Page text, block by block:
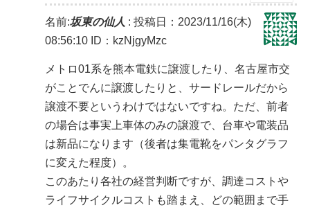
名前:坂東の仙人 : 投稿日：2023/11/16(木)
08:56:10 ID：kzNjgyMzc
メトロ01系を熊本電鉄に譲渡したり、名古屋市交
がことでんに譲渡したりと、サードレールだから
譲渡不要というわけではないですね。ただ、前者
の場合は事実上車体のみの譲渡で、台車や電装品
は新品になります（後者は集電靴をパンタグラフ
に変えた程度）。
このあたり各社の経営判断ですが、調達コストや
ライフサイクルコストも踏まえ、どの範囲まで手